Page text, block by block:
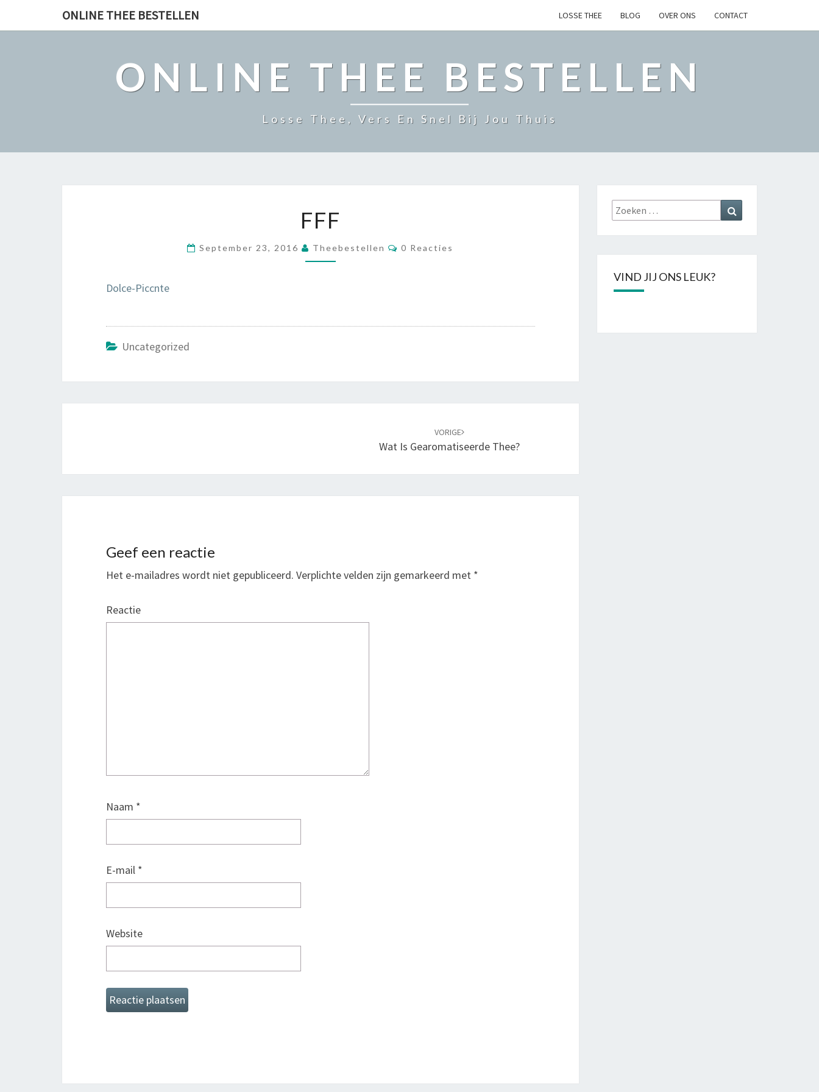
ONLINE THEE BESTELLEN LOSSE THEE BLOG OVER ONS CONTACT
ONLINE THEE BESTELLEN
Losse Thee, Vers En Snel Bij Jou Thuis
F
FFF
September 23, 2016 Theebestellen
R
E
0 Reacties
Dolce-Piccnte
Uncategorized
VORIGE
Wat Is Gearomatiseerde Thee?
Geef een reactie
Het e-mailadres wordt niet gepubliceerd. Verplichte velden zijn gemarkeerd met *
Reactie
Naam *
E-mail *
Website
Zoeken
naar:
VIND JIJ ONS LEUK?